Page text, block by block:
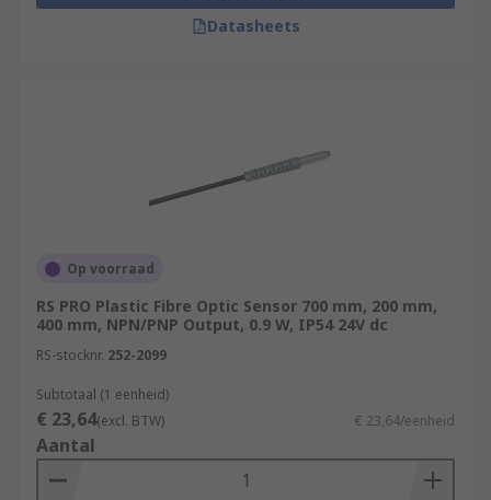
Datasheets
Op voorraad
RS PRO Plastic Fibre Optic Sensor 700 mm, 200 mm,
400 mm, NPN/PNP Output, 0.9 W, IP54 24V dc
RS-stocknr. 252-2099
Subtotaal (1 eenheid)
€ 23,64(excl. BTW) € 23,64/eenheid
Aantal